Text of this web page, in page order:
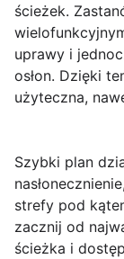
ścieżek.
uprawy i
osłon. Dzięki
użyteczna,
Szybki plan
strefy pod
zacznij od
ścieżka i